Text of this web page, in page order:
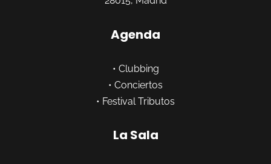
Agenda
• Clubbing
• Conciertos
• Festival Tributos
La Sala